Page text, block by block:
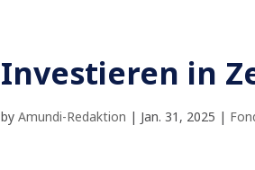
Investieren in
byAmundi-Redaktion | Jan. 31, 2025 |